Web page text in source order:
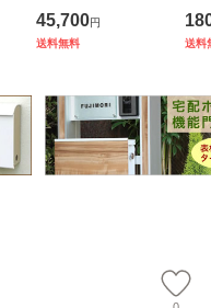
ーブ アラビカ GM
1-EZA２-D 壁掛け
45,700円
送料無料
ト
て
送料